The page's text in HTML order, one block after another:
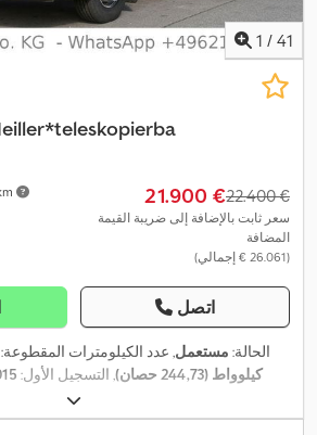
1 / 41
‏21.900 € ‏22.400 €
سعر ثابت بالإضافة إلى ضريبة القيمة
المضافة
(‏26.061 € إجمالي)
اتصل
الحالة: مستعمل, عدد الكيلومترات المقطوعة:
كيلوواط (244,73 حصان)
, التسجيل الأول:
, تكوين المحور:
, لون:أحمر, نوع التروس:تلقائي, فئة الانبعاثات: